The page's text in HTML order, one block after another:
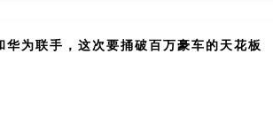
为联手，这次要捅破百万豪车的天花板